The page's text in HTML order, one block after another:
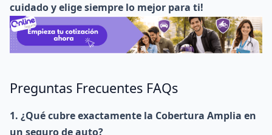
cuidado y elige siempre lo mejor para ti!
Preguntas Frecuentes FAQs
1. ¿Qué cubre exactamente la Cobertura Amplia en
un seguro de auto?